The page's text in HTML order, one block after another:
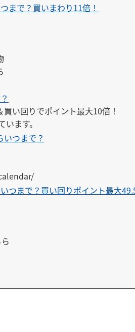
まで？買いまわり11倍！
matome/
い回りでポイント最大10倍！
ます。
つまで？
つまで？買い回りポイント最大